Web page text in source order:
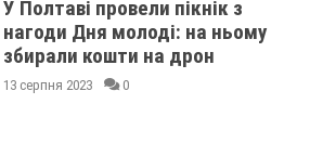
У Полтаві провели пікнік з
нагоди Дня молоді: на ньому
збирали кошти на дрон
13 серпня 2023 0